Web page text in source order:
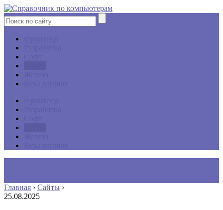
Главная › Сайты ›
25.08.2025